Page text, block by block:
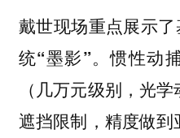
戴世现场重点展示
统“墨影”。惯性动
（几万元级别，光
遮挡限制，精度做